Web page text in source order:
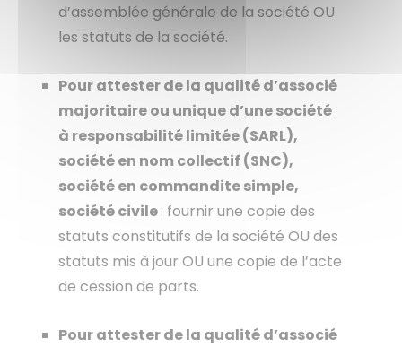
d’assemblée générale de la société OU
les statuts de la société.
Pour attester de la qualité d’associé
majoritaire ou unique d’une société
à responsabilité limitée (SARL),
société en nom collectif (SNC),
société en commandite simple,
société civile: fournir une copie des
statuts constitutifs de la société OU des
statuts mis à jour OU une copie de l’acte
de cession de parts.
Pour attester de la qualité d’associé